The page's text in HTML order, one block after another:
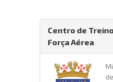
Centro de
Força Aérea